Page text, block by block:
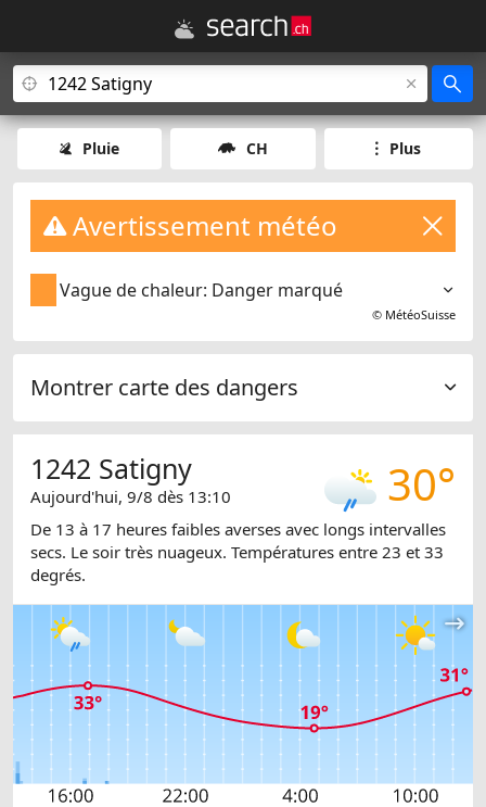
Pluie CH Plus
Avertissement météo
Vague de chaleur: Danger marqué
© MétéoSuisse
Montrer carte des dangers
30°
1242 Satigny
Aujourd'hui, 9/8 dès 13:10
De 13 à 17 heures faibles averses avec longs intervalles
secs. Le soir très nuageux. Températures entre 23 et 33
degrés.